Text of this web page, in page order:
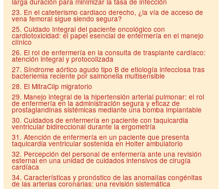
23. En el cateterismo cardiaco derecho, ¿la vía de acceso de
vena femoral sigue siendo segura?
25. Cuidado Integral del paciente oncológico con
cardiotoxicidad: el papel esencial de enfermería en el manejo
clínico
26. El rol de enfermería en la consulta de trasplante cardíaco:
atención integral y protocolizada
27. Síndrome aórtico agudo tipo B de etiología infecciosa tras
bacteriemia reciente por salmonella multisensible
28. El MitraClip migratorio
29. Manejo integral de la hipertensión arterial pulmonar: el rol
de enfermería en la administración segura y eficaz de
prostaglandinas sistémicas mediante una bomba implantable
30. Cuidados de enfermería en paciente con taquicardia
ventricular bidireccional durante la ergometría
31. Atención de enfermería en un paciente que presenta
taquicardia ventricular sostenida en Holter ambulatorio
32. Percepción del personal de enfermería ante una revisión
esternal en una unidad de cuidados intensivos de cirugía
cardíaca
34. Características y pronóstico de las anomalías congénitas
de las arterias coronarias: una revisión sistemática